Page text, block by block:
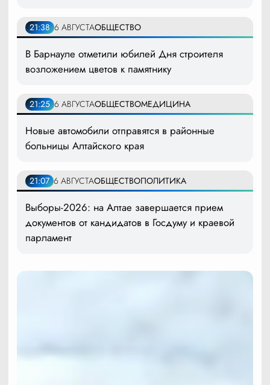
21:38 6 АВГУСТАОБЩЕСТВО
В Барнауле отметили юбилей Дня строителя
возложением цветов к памятнику
21:25 6 АВГУСТАОБЩЕСТВОМЕДИЦИНА
Новые автомобили отправятся в районные
больницы Алтайского края
21:07 6 АВГУСТАОБЩЕСТВОПОЛИТИКА
Выборы-2026: на Алтае завершается прием
документов от кандидатов в Госдуму и краевой
парламент